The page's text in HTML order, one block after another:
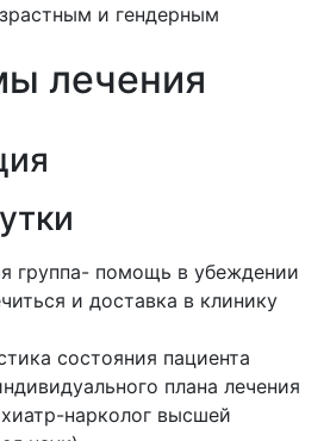
и гендерным
лечения
группа- помощь в убеждении
и доставка в клинику
состояния пациента
плана лечения
нарколог высшей